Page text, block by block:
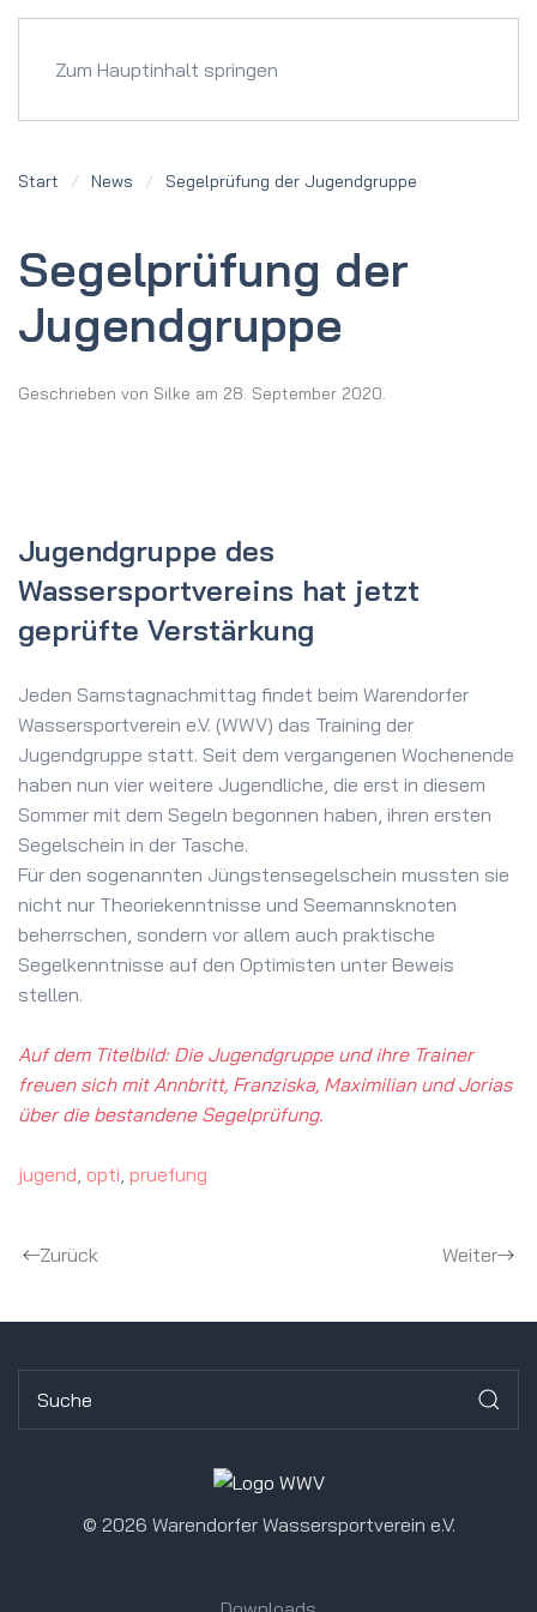
Zum Hauptinhalt springen
Start News Segel­prüfung der Jugend­gruppe
Segel­prüfung der
Jugend­gruppe
Geschrieben von Silke am 28. September 2020.
Jugendgruppe des
Wassersportvereins hat jetzt
geprüfte Verstärkung
Jeden Samstagnachmittag findet beim Warendorfer
Wassersportverein e.V. (WWV) das Training der
Jugendgruppe statt. Seit dem vergangenen Wochenende
haben nun vier weitere Jugendliche, die erst in diesem
Sommer mit dem Segeln begonnen haben, ihren ersten
Segelschein in der Tasche.
Für den sogenannten Jüngstensegelschein mussten sie
nicht nur Theoriekenntnisse und Seemannsknoten
beherrschen, sondern vor allem auch praktische
Segelkenntnisse auf den Optimisten unter Beweis
stellen.
Auf dem Titelbild: Die Jugendgruppe und ihre Trainer
freuen sich mit Annbritt, Franziska, Maximilian und Jorias
über die bestandene Segelprüfung.
jugend, opti, pruefung
Zurück Weiter
© 2026 Warendorfer Wassersportverein e.V.